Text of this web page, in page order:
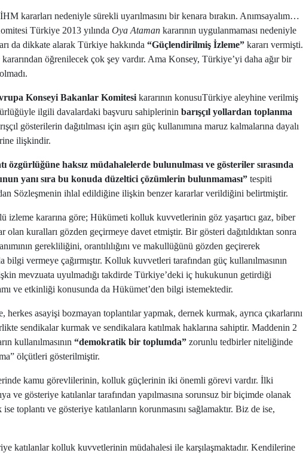
kararları nedeniyle sürekli uyarılmasını bir kenara bırakın. Anımsayalım…
Türkiye 2013 yılında Oya Ataman kararının uygulanmaması nedeniyle
da dikkate alarak Türkiye hakkında “Güçlendirilmiş İzleme” kararı vermişti.
kararından öğrenilecek çok şey vardır. Ama Konsey, Türkiye’yi daha ağır bir
Konseyi Bakanlar Komitesi kararının konusuTürkiye aleyhine verilmiş
ilgili davalardaki başvuru sahiplerinin barışçıl yollardan toplanma
gösterilerin dağıtılması için aşırı güç kullanımına maruz kalmalarına dayalı
ilişkindir.
özgürlüğüne haksız müdahalelerde bulunulması ve gösteriler sırasında
yanı sıra bu konuda düzeltici çözümlerin bulunmaması” tespiti
Sözleşmenin ihlal edildiğine ilişkin benzer kararlar verildiğini belirtmiştir.
izleme kararına göre; Hükümeti kolluk kuvvetlerinin göz yaşartıcı gaz, biber
olan kuralları gözden geçirmeye davet etmiştir. Bir gösteri dağıtıldıktan sonra
gerekliliğini, orantılılığını ve makullüğünü gözden geçirerek
bilgi vermeye çağırmıştır. Kolluk kuvvetleri tarafından güç kullanılmasının
mevzuata uyulmadığı takdirde Türkiye’deki iç hukukunun getirdiği
ve etkinliği konusunda da Hükümet’den bilgi istemektedir.
herkes asayişi bozmayan toplantılar yapmak, dernek kurmak, ayrıca çıkarlarını
sendikalar kurmak ve sendikalara katılmak haklarına sahiptir. Maddenin 2
kullanılmasının “demokratik bir toplumda” zorunlu tedbirler niteliğinde
ölçütleri gösterilmiştir.
kamu görevlilerinin, kolluk güçlerinin iki önemli görevi vardır. İlki
ve gösteriye katılanlar tarafından yapılmasına sorunsuz bir biçimde olanak
toplantı ve gösteriye katılanların korunmasını sağlamaktır. Biz de ise,
katılanlar kolluk kuvvetlerinin müdahalesi ile karşılaşmaktadır. Kendilerine